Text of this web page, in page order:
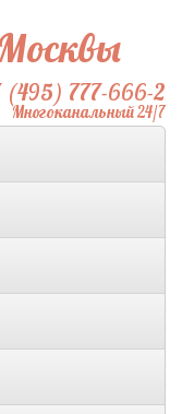
(495) 777-666-2
Многоканальный 24/7